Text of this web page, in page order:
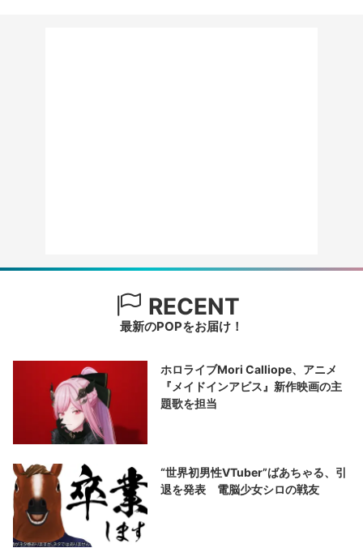
RECENT
最新のPOPをお届け！
ホロライブMori Calliope、アニメ
『メイドインアビス』新作映画の主
題歌を担当
“世界初男性VTuber”ばあちゃる、引
退を発表 電脳少女シロの戦友